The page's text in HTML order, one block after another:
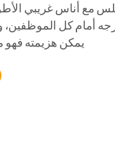
مع أناس غريبي
أمام كل
يمكن هزيمته